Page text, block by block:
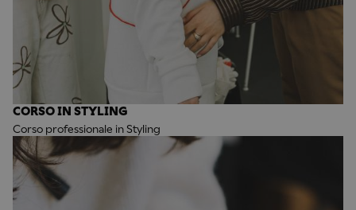
CORSO IN STYLING
Corso professionale in Styling